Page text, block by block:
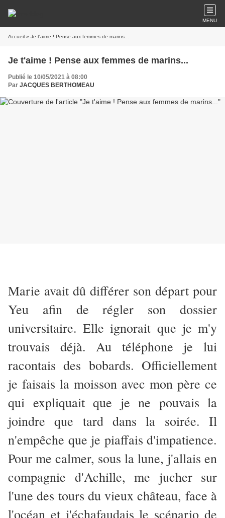
MENU
Accueil » Je t'aime ! Pense aux femmes de marins...
Je t'aime ! Pense aux femmes de marins...
Publié le 10/05/2021 à 08:00
Par JACQUES BERTHOMEAU
Marie avait dû différer son départ pour
Yeu afin de régler son dossier
universitaire. Elle ignorait que je m'y
trouvais déjà. Au téléphone je lui
racontais des bobards. Officiellement
je faisais la moisson avec mon père ce
qui expliquait que je ne pouvais la
joindre que tard dans la soirée. Il
n'empêche que je piaffais d'impatience.
Pour me calmer, sous la lune, j'allais en
compagnie d'Achille, me jucher sur
l'une des tours du vieux château, face à
l'océan et j'échafaudais le scénario de